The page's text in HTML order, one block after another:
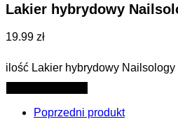
Lakier hybrydowy
19.99 zł
ilość Lakier hybrydowy Nailsology
Poprzedni produkt